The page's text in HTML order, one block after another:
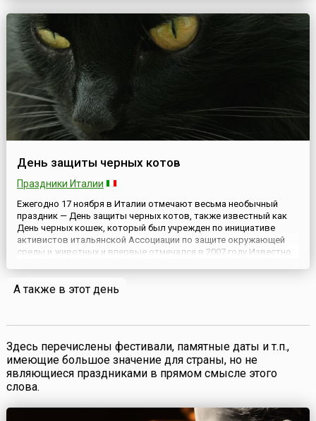
для того,...
День защиты черных котов
Праздники Италии
Ежегодно 17 ноября в Италии отмечают весьма необычный
праздник — День защиты черных котов, также известный как
День черных кошек, который был учрежден по инициативе
активистов итальянской Ассоциации по защите окружающей
среды и животных и впервые отмечался в 2007 году.Известно,
несчастья. Издавна им приписывались магические свойства, их
назыв...
А также в этот день
Здесь перечислены фестивали, памятные даты и т.п.,
имеющие большое значение для страны, но не
являющиеся праздниками в прямом смысле этого
слова.